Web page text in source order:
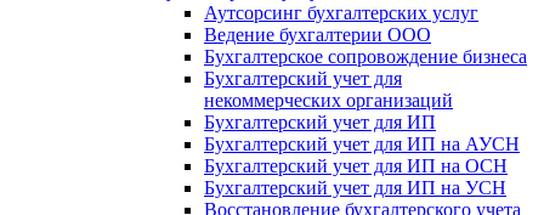
Аутсорсинг бухгалтерских услуг
Ведение бухгалтерии ООО
Бухгалтерское сопровождение бизнеса
Бухгалтерский учет для
некоммерческих организаций
Бухгалтерский учет для ИП
Бухгалтерский учет для ИП на АУСН
Бухгалтерский учет для ИП на ОСН
Бухгалтерский учет для ИП на УСН
Восстановление бухгалтерского учета